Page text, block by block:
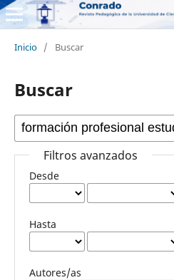
Inicio / Buscar
Buscar
Filtros avanzados
Desde
Hasta
Autores/as